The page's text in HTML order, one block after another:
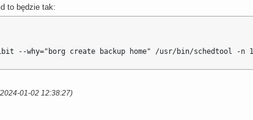
to będzie tak:
--why="borg create backup home" /usr/bin/schedtool -
01-02 12:38:27)